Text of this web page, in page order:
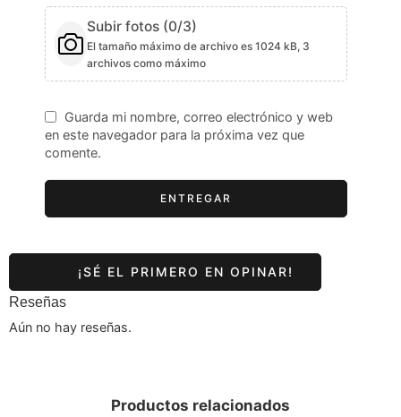
Subir fotos (0/3)
El tamaño máximo de archivo es 1024 kB, 3
archivos como máximo
Guarda mi nombre, correo electrónico y web
en este navegador para la próxima vez que
comente.
Reseñas
Aún no hay reseñas.
Productos relacionados